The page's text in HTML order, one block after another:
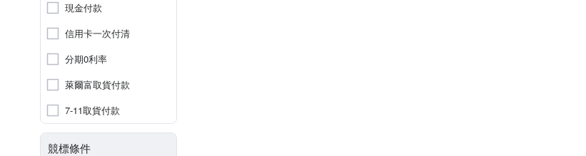
現金付款
信用卡一次付清
分期0利率
萊爾富取貨付款
7-11取貨付款
競標條件